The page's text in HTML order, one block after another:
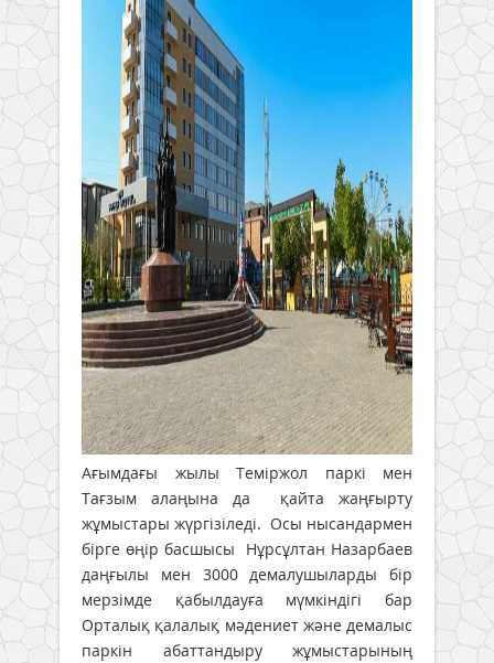
Ағымдағы жылы Теміржол паркі мен
Тағзым алаңына да қайта жаңғырту
жұмыстары жүргізіледі. Осы нысандармен
бірге өңір басшысы Нұрсұлтан Назарбаев
даңғылы мен 3000 демалушыларды бір
мерзімде қабылдауға мүмкіндігі бар
Орталық қалалық мәдениет және демалыс
паркін абаттандыру жұмыстарының